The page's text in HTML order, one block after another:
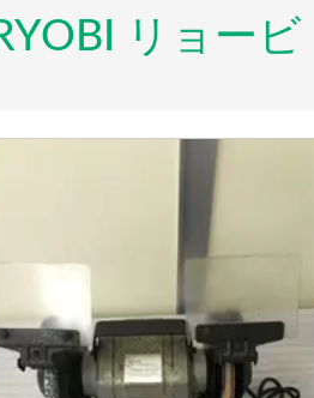
RYOBI リョ